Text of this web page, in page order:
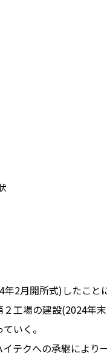
2月開所式)したこと
工場の建設(2024年
いく。
テクへの承継により